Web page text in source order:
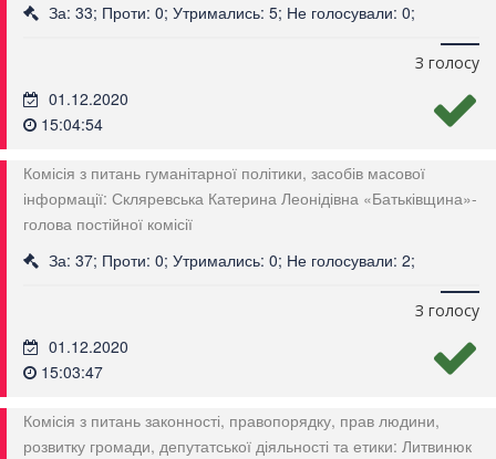
За: 33; Проти: 0; Утримались: 5; Не голосували: 0;
З голосу
01.12.2020
15:04:54
Комісія з питань гуманітарної політики, засобів масової
інформації: Скляревська Катерина Леонідівна «Батьківщина»-
голова постійної комісії
За: 37; Проти: 0; Утримались: 0; Не голосували: 2;
З голосу
01.12.2020
15:03:47
Комісія з питань законності, правопорядку, прав людини,
розвитку громади, депутатської діяльності та етики: Литвинюк